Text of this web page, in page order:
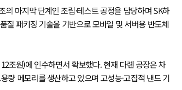
마지막 단계인 조립·테스트 공정을 담당하며 SK하
질 패키징 기술을 기반으로 모바일 및 서버용 반도체
조원)에 인수하면서 확보했다. 현재 다롄 공장은 차
량 메모리를 생산하고 있으며 고성능·고집적 낸드 기